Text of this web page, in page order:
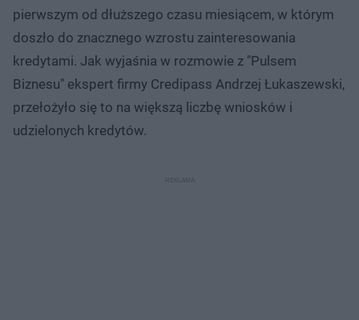
pierwszym od dłuższego czasu miesiącem, w którym
doszło do znacznego wzrostu zainteresowania
kredytami. Jak wyjaśnia w rozmowie z "Pulsem
Biznesu" ekspert firmy Credipass Andrzej Łukaszewski,
przełożyło się to na większą liczbę wniosków i
udzielonych kredytów.